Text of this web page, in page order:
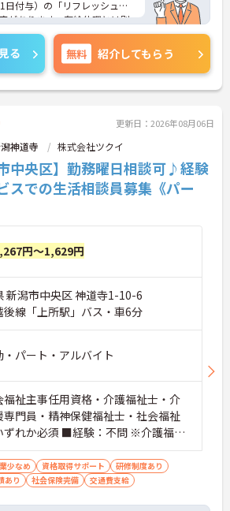
境です。
日付与）の「リフレッシュ休
があります。有給休暇とは別
れらを組み合わせて連休を取
しむスタッフも多くいます。
！あなたの挑戦を応援します
る大手企業の同社だからこ
無限大です。管理職を目指す
会社がバックアップします。
修制度も充実しており、働き
可能。また、希望があれば異
キャリアチェンジにも挑戦で
る 無料 紹介してもらう
更新日：2026年08月06日
神道寺 株式会社ツクイ
中央区】勤務曜日相談可♪経験
スでの生活相談員募集《パー
円～1,629円
新潟市中央区 神道寺1-10-6
後線「上所駅」バス・車6分
・パート・アルバイト
祉主事任用資格・介護福祉士・介
専門員・精神保健福祉士・社会福祉
れか必須 ■経験：不問 ※介護福祉
合は、介護保険サービス事業所にお
護職員として常勤で5年以上の勤務
必須（合算、通算：可）
少なめ 資格取得サポート
研修制度あり
あり
社会保険完備 交通費支給